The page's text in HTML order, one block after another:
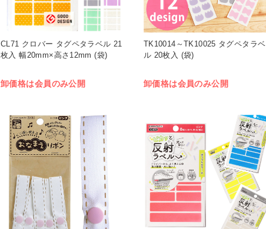
CL71 クロバー タグペタラベル 21
枚入 幅20mm×高さ12mm (袋)
卸価格は会員のみ公開
TK10014～TK10025 タグペタラベ
ル 20枚入 (袋)
卸価格は会員のみ公開